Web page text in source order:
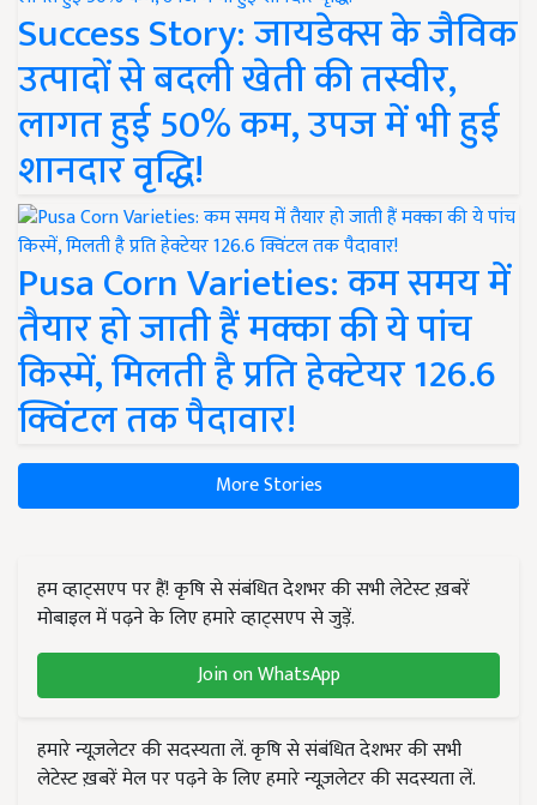
Success Story: जायडेक्स के जैविक
उत्पादों से बदली खेती की तस्वीर,
लागत हुई 50% कम, उपज में भी हुई
शानदार वृद्धि!
Pusa Corn Varieties: कम समय में
तैयार हो जाती हैं मक्का की ये पांच
किस्में, मिलती है प्रति हेक्टेयर 126.6
क्विंटल तक पैदावार!
More Stories
हम व्हाट्सएप पर हैं! कृषि से संबंधित देशभर की सभी लेटेस्ट ख़बरें
मोबाइल में पढ़ने के लिए हमारे व्हाट्सएप से जुड़ें.
Join on WhatsApp
हमारे न्यूज़लेटर की सदस्यता लें. कृषि से संबंधित देशभर की सभी
लेटेस्ट ख़बरें मेल पर पढ़ने के लिए हमारे न्यूज़लेटर की सदस्यता लें.